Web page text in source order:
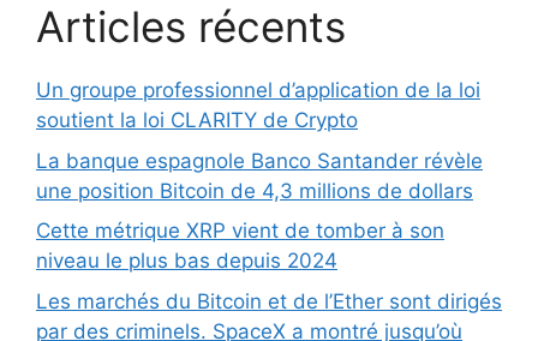
Articles récents
Un groupe professionnel d’application de la loi
soutient la loi CLARITY de Crypto
La banque espagnole Banco Santander révèle
une position Bitcoin de 4,3 millions de dollars
Cette métrique XRP vient de tomber à son
niveau le plus bas depuis 2024
Les marchés du Bitcoin et de l’Ether sont dirigés
par des criminels. SpaceX a montré jusqu’où